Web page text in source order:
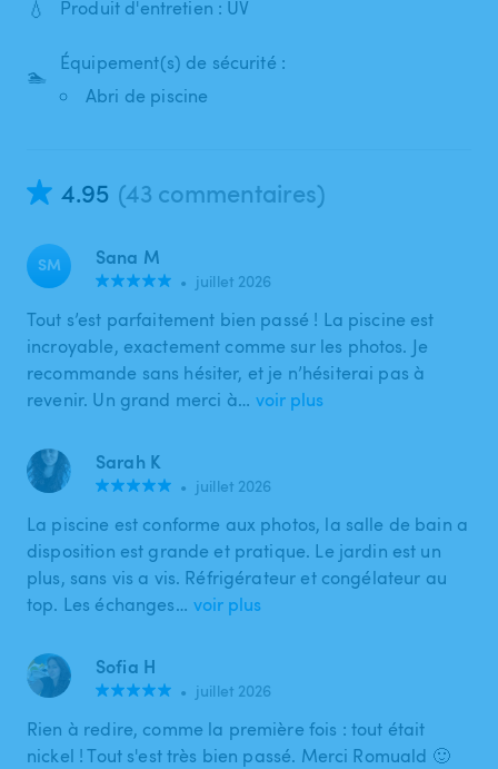
💧 Produit d'entretien : UV
🏊
Équipement(s) de sécurité :
Abri de piscine
4.95 (43 commentaires)
SM Sana M
• juillet 2026
Tout s’est parfaitement bien passé ! La piscine est
incroyable, exactement comme sur les photos. Je
recommande sans hésiter, et je n’hésiterai pas à
revenir. Un grand merci à… voir plus
Sarah K
• juillet 2026
La piscine est conforme aux photos, la salle de bain a
disposition est grande et pratique. Le jardin est un
plus, sans vis a vis. Réfrigérateur et congélateur au
top. Les échanges… voir plus
Sofia H
• juillet 2026
Rien à redire, comme la première fois : tout était
nickel ! Tout s'est très bien passé. Merci Romuald 🙂